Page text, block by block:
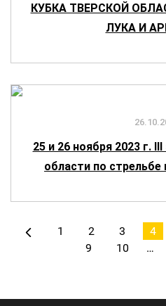
КУБКА ТВЕРСКОЙ
ЛУКА И
25 и 26 ноября 2023 г.
области по стрельбе
1 2 3 4
9
10 …